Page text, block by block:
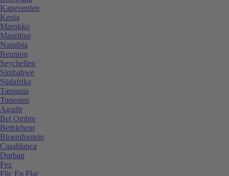
Kapeverden
Kenia
Marokko
Mauritius
Namibia
Reunion
Seychellen
Simbabwe
Südafrika
Tansania
Tunesien
Agadir
Bel Ombre
Bethlehem
Bloemfontein
Casablanca
Durban
Fez
Flic En Flac